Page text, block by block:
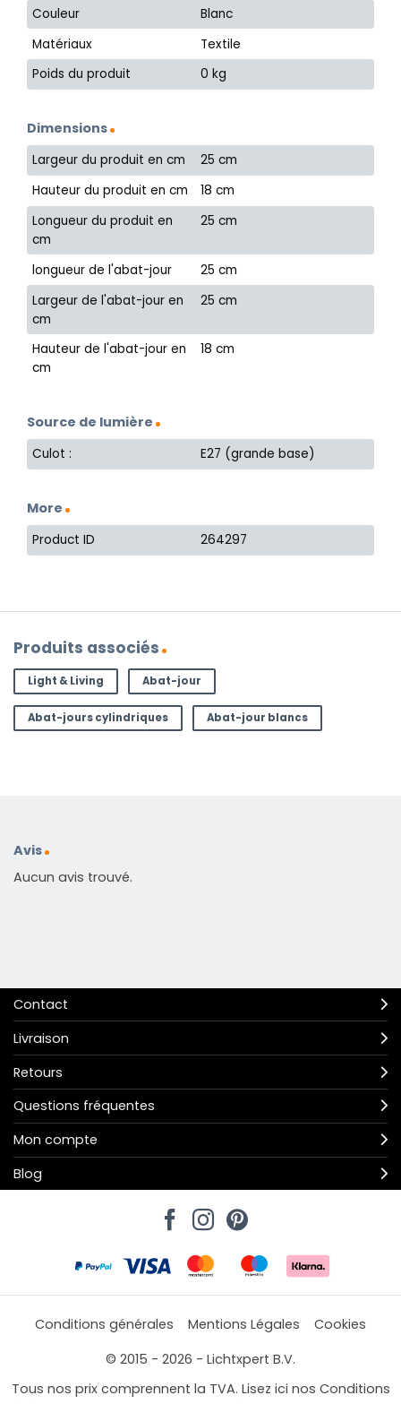
Couleur
Blanc
Matériaux
Textile
Poids du produit
0 kg
Dimensions
Largeur du produit en cm
25 cm
Hauteur du produit en cm
18 cm
Longueur du produit en
cm
25 cm
longueur de l'abat-jour
25 cm
Largeur de l'abat-jour en
cm
25 cm
Hauteur de l'abat-jour en
cm
18 cm
Source de lumière
Culot : E27 (grande base)
More
Product ID 264297
Produits associés
Light & Living Abat-jour
Abat-jours cylindriques Abat-jour blancs
Avis
Aucun avis trouvé.
Contact
Livraison
Retours
Questions fréquentes
Mon compte
Blog
Conditions générales Mentions Légales
Cookies
© 2015 - 2026 - Lichtxpert B.V.
Tous nos prix comprennent la TVA. Lisez ici nos Conditions